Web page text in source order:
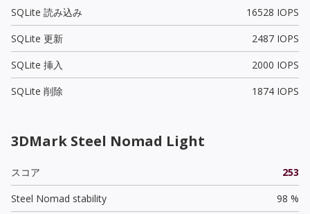
SQLite 読み込み
16528 IOPS
SQLite 更新
2487 IOPS
SQLite 挿入
2000 IOPS
SQLite 削除
1874 IOPS
3DMark Steel Nomad Light
スコア
253
Steel Nomad stability
98 %